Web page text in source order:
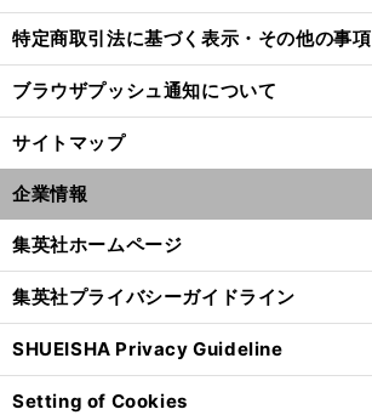
特定商取引法に基づく表示・その他の事項
ブラウザプッシュ通知について
サイトマップ
企業情報
集英社ホームページ
集英社プライバシーガイドライン
SHUEISHA Privacy Guideline
Setting of Cookies